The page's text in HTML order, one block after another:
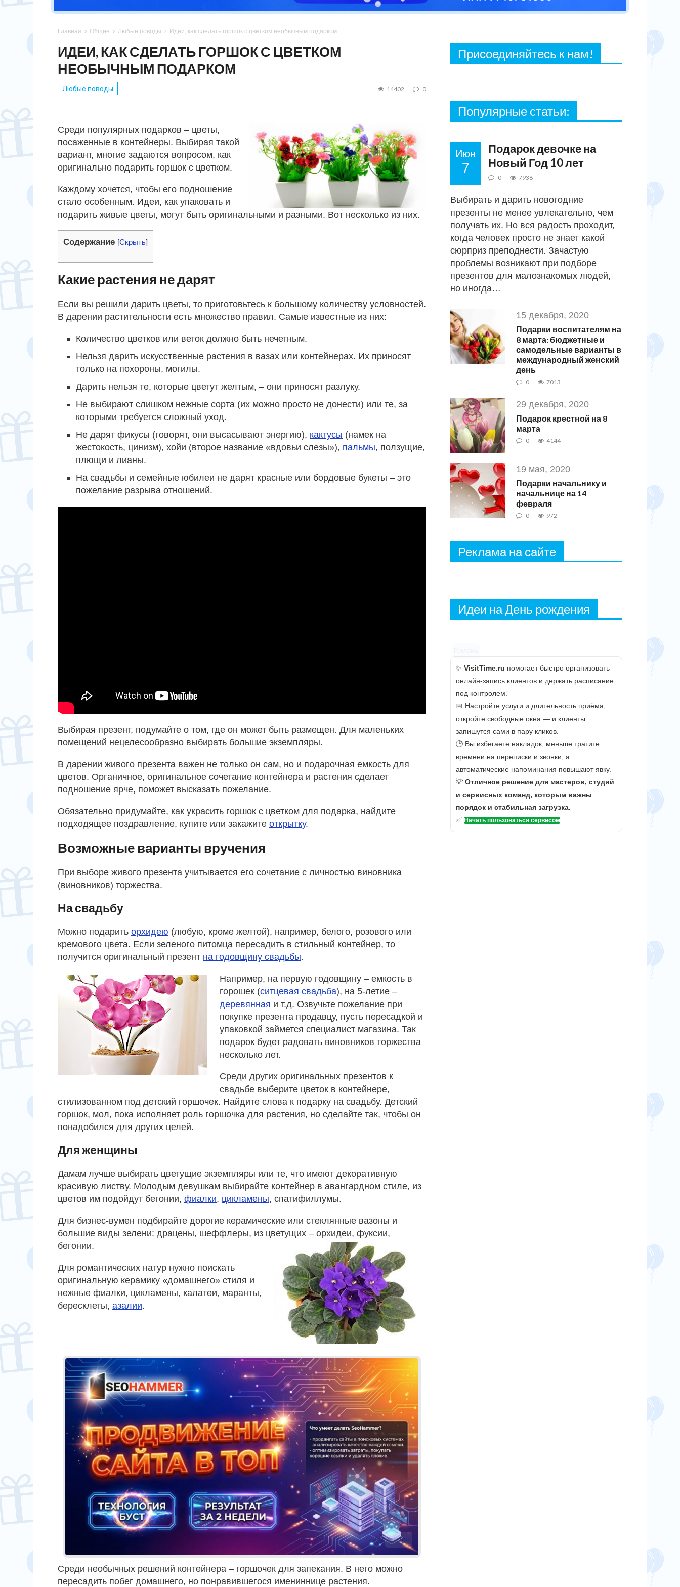
СПОРТСМЕНУ
27 ФЕВРАЛЯ, 2021
МАМЕ
ПОДРУГЕ
СЕСТРЕ
ПАПЕ
СЫНУ
ПАСХА
ЮБИЛЕЙ
14 ФЕВРАЛЯ
Главная  Общие  Любые поводы  Идеи, как сделать горшок с цветком необычным подарком
ИДЕИ, КАК СДЕЛАТЬ ГОРШОК С ЦВЕТКОМ
НЕОБЫЧНЫМ ПОДАРКОМ
Любые поводы 14402 0
Среди популярных подарков – цветы,
посаженные в контейнеры. Выбирая такой
вариант, многие задаются вопросом, как
оригинально подарить горшок с цветком.
Каждому хочется, чтобы его подношение
стало особенным. Идеи, как упаковать и
подарить живые цветы, могут быть оригинальными и разными. Вот несколько из них.
Содержание [Скрыть]
Какие растения не дарят
Если вы решили дарить цветы, то приготовьтесь к большому количеству условностей.
В дарении растительности есть множество правил. Самые известные из них:
Количество цветков или веток должно быть нечетным.
Нельзя дарить искусственные растения в вазах или контейнерах. Их приносят
только на похороны, могилы.
Дарить нельзя те, которые цветут желтым, – они приносят разлуку.
Не выбирают слишком нежные сорта (их можно просто не донести) или те, за
которыми требуется сложный уход.
Не дарят фикусы (говорят, они высасывают энергию), кактусы (намек на
жестокость, цинизм), хойи (второе название «вдовьи слезы»), пальмы, ползущие,
плющи и лианы.
На свадьбы и семейные юбилеи не дарят красные или бордовые букеты – это
пожелание разрыва отношений.
Выбирая презент, подумайте о том, где он может быть размещен. Для маленьких
помещений нецелесообразно выбирать большие экземпляры.
В дарении живого презента важен не только он сам, но и подарочная емкость для
цветов. Органичное, оригинальное сочетание контейнера и растения сделает
подношение ярче, поможет высказать пожелание.
Обязательно придумайте, как украсить горшок с цветком для подарка, найдите
подходящее поздравление, купите или закажите открытку.
Возможные варианты вручения
При выборе живого презента учитывается его сочетание с личностью виновника
(виновников) торжества.
На свадьбу
Можно подарить орхидею (любую, кроме желтой), например, белого, розового или
кремового цвета. Если зеленого питомца пересадить в стильный контейнер, то
получится оригинальный презент на годовщину свадьбы.
Например, на первую годовщину – емкость в
горошек (ситцевая свадьба), на 5-летие –
деревянная и т.д. Озвучьте пожелание при
покупке презента продавцу, пусть пересадкой и
упаковкой займется специалист магазина. Так
подарок будет радовать виновников торжества
несколько лет.
Среди других оригинальных презентов к
свадьбе выберите цветок в контейнере,
стилизованном под детский горшочек. Найдите слова к подарку на свадьбу. Детский
горшок, мол, пока исполняет роль горшочка для растения, но сделайте так, чтобы он
понадобился для других целей.
Для женщины
Дамам лучше выбирать цветущие экземпляры или те, что имеют декоративную
красивую листву. Молодым девушкам выбирайте контейнер в авангардном стиле, из
цветов им подойдут бегонии, фиалки, цикламены, спатифиллумы.
Для бизнес-вумен подбирайте дорогие керамические или стеклянные вазоны и
большие виды зелени: драцены, шеффлеры, из цветущих – орхидеи, фуксии,
бегонии.
Для романтических натур нужно поискать
оригинальную керамику «домашнего» стиля и
нежные фиалки, цикламены, калатеи, маранты,
бересклеты, азалии.
Реклама
Среди необычных решений контейнера – горшочек для запекания. В него можно
пересадить побег домашнего, но понравившегося имениннице растения.
Присоединяйтесь к нам!
Популярные статьи:
Июн
7
Подарок девочке на
Новый Год 10 лет
0 7938
Выбирать и дарить новогодние
презенты не менее увлекательно, чем
получать их. Но вся радость проходит,
когда человек просто не знает какой
сюрприз преподнести. Зачастую
проблемы возникают при подборе
презентов для малознакомых людей,
но иногда…
15 декабря, 2020
Подарки воспитателям на
8 марта: бюджетные и
самодельные варианты в
международный женский
день
0 7013
29 декабря, 2020
Подарок крестной на 8
марта
0 4144
19 мая, 2020
Подарки начальнику и
начальнице на 14
февраля
0 972
Реклама на сайте
Идеи на День рождения
✨ VisitTime.ru помогает быстро организовать
онлайн-запись клиентов и держать расписание
под контролем.
📅 Настройте услуги и длительность приёма,
откройте свободные окна — и клиенты
запишутся сами в пару кликов.
🕒 Вы избегаете накладок, меньше тратите
времени на переписки и звонки, а
автоматические напоминания повышают явку.
💡 Отличное решение для мастеров, студий
и сервисных команд, которым важны
порядок и стабильная загрузка.
✅ Начать пользоваться сервисом